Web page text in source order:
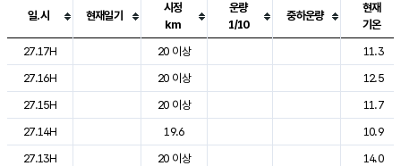
도시별 기상실황표로 지점, 날씨, 기온, 강수, 바람, 기압등을 안내한 표입
일.시 현재일기
시정
km
운량
1/10
중하운량
현재
기온
27.17H
20 이상
11.3
27.16H
20 이상
12.5
27.15H
20 이상
11.7
27.14H
19.6
10.9
27.13H
20 이상
14.0